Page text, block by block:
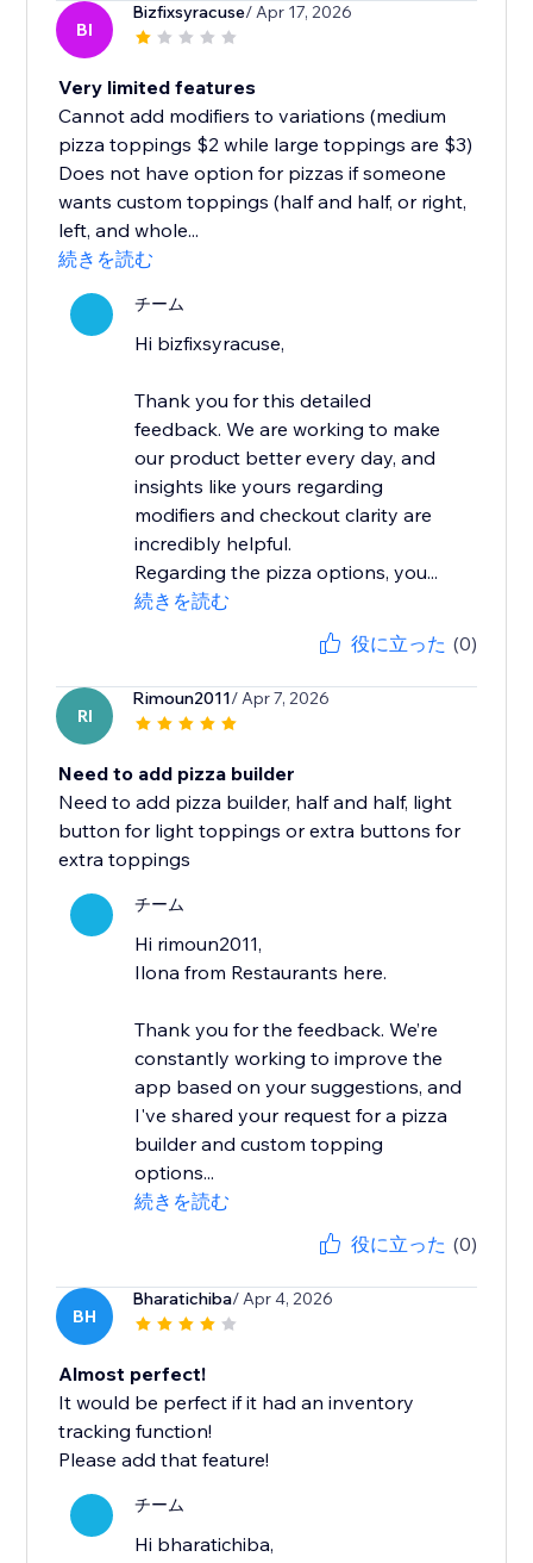
BI
Bizfixsyracuse/ Apr 17, 2026
Very limited features
Cannot add modifiers to variations (medium
pizza toppings $2 while large toppings are $3)
Does not have option for pizzas if someone
wants custom toppings (half and half, or right,
left, and whole...
続きを読む
チーム
Hi bizfixsyracuse,
Thank you for this detailed
feedback. We are working to make
our product better every day, and
insights like yours regarding
modifiers and checkout clarity are
incredibly helpful.
Regarding the pizza options, you...
続きを読む
役に立った (0)
RI
Rimoun2011/ Apr 7, 2026
Need to add pizza builder
Need to add pizza builder, half and half, light
button for light toppings or extra buttons for
extra toppings
チーム
Hi rimoun2011,
Ilona from Restaurants here.
Thank you for the feedback. We’re
constantly working to improve the
app based on your suggestions, and
I've shared your request for a pizza
builder and custom topping
options...
続きを読む
役に立った (0)
BH
Bharatichiba/ Apr 4, 2026
Almost perfect!
It would be perfect if it had an inventory
tracking function!
Please add that feature!
チーム
Hi bharatichiba,